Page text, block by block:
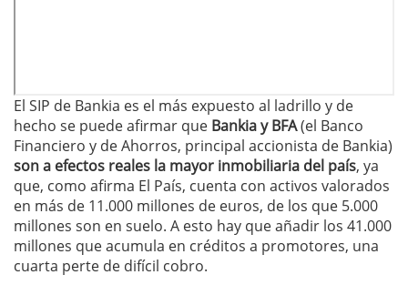
El SIP de Bankia es el más expuesto al ladrillo y de
hecho se puede afirmar que Bankia y BFA(el Banco
Financiero y de Ahorros, principal accionista de Bankia)
son a efectos reales la mayor inmobiliaria del país, ya
que, como afirma El País, cuenta con activos valorados
en más de 11.000 millones de euros, de los que 5.000
millones son en suelo. A esto hay que añadir los 41.000
millones que acumula en créditos a promotores, una
cuarta perte de difícil cobro.